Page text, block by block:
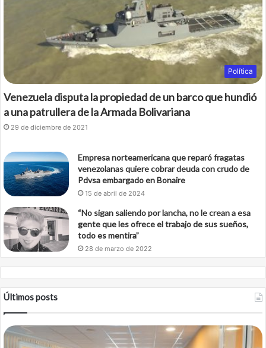
k
Política
Venezuela disputa la propiedad de un barco que hundió
a una patrullera de la Armada Bolivariana
29 de diciembre de 2021
Empresa norteamericana que reparó fragatas
venezolanas quiere cobrar deuda con crudo de
Pdvsa embargado en Bonaire
15 de abril de 2024
“No sigan saliendo por lancha, no le crean a esa
gente que les ofrece el trabajo de sus sueños,
todo es mentira”
28 de marzo de 2022
Últimos posts